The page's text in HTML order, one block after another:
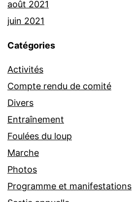
août 2021
juin 2021
Catégories
Activités
Compte rendu de comité
Divers
Entraînement
Foulées du loup
Marche
Photos
Programme et manifestations